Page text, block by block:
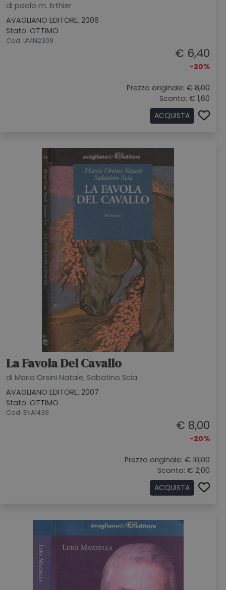
di paolo m. Erthler
AVAGLIANO EDITORE, 2006
Stato: OTTIMO
Cod. UMN2309
€ 6,40
-20%
Prezzo originale: € 8,00
Sconto: € 1,60
ACQUISTA
La Favola Del Cavallo
di Maria Orsini Natale, Sabatino Scia
AVAGLIANO EDITORE, 2007
Stato: OTTIMO
Cod. ENA1439
€ 8,00
-20%
Prezzo originale: € 10,00
Sconto: € 2,00
ACQUISTA